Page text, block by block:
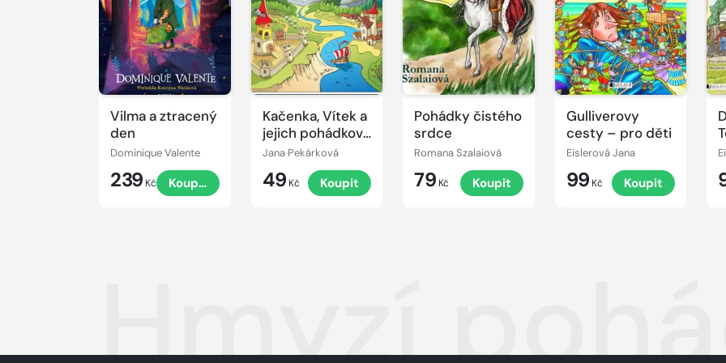
Vilma a ztracený
den
Dominique Valente
239 Kč Koupit
Kačenka, Vítek a
jejich pohádkové
dobrodružství
Jana Pekárková
49 Kč Koupit
Pohádky čistého
srdce
Romana Szalaiová
79 Kč Koupit
Gulliverovy
cesty – pro děti
Eislerová Jana
99 Kč Koupit
Hmyzí